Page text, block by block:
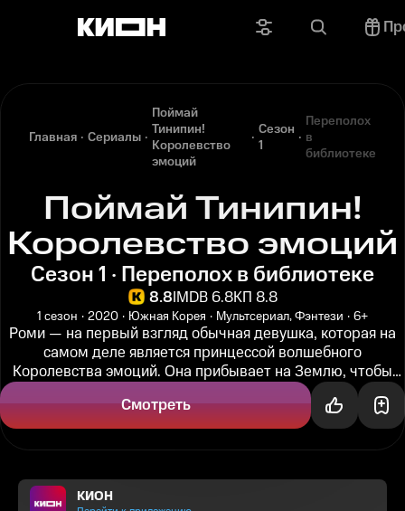
Главная Сериалы
Поймай
Тинипин!
Королевство
эмоций
Сезон
1
Переполох
в
библиотеке
Поймай Тинипин!
Королевство эмоций
Сезон 1 · Переполох в библиотеке
8.8IMDB 6.8КП 8.8
1 сезон 2020 Южная Корея Мультсериал, Фэнтези 6+
Роми — на первый взгляд обычная девушка, которая на
самом деле является принцессой волшебного
Королевства эмоций. Она прибывает на Землю, чтобы
поймать всех случайно сбежавших...
Смотреть
КИОН